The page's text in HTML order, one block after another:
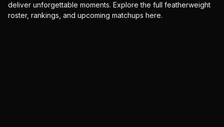
deliver unforgettable moments. Explore the full featherweight
roster, rankings, and upcoming matchups here.